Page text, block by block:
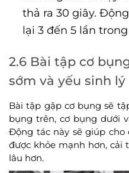
thả ra 30 giây.
lại 3 đến 5 lần
2.6 Bài tập cơ
sớm và yếu sinh lý
Bài tập gập cơ bụng sẽ
bụng trên, cơ bụng dưới
Động tác này sẽ giúp
được khỏe mạnh hơn, cải
lâu hơn.